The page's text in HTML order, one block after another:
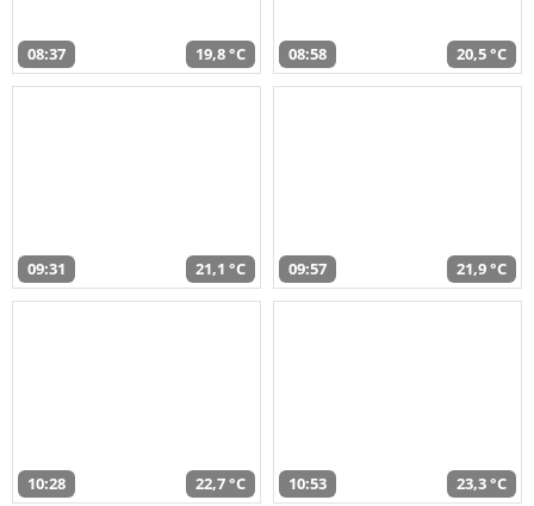
08:37 19,8 °C 08:58 20,5 °C
09:31 21,1 °C 09:57 21,9 °C
10:28 22,7 °C 10:53 23,3 °C